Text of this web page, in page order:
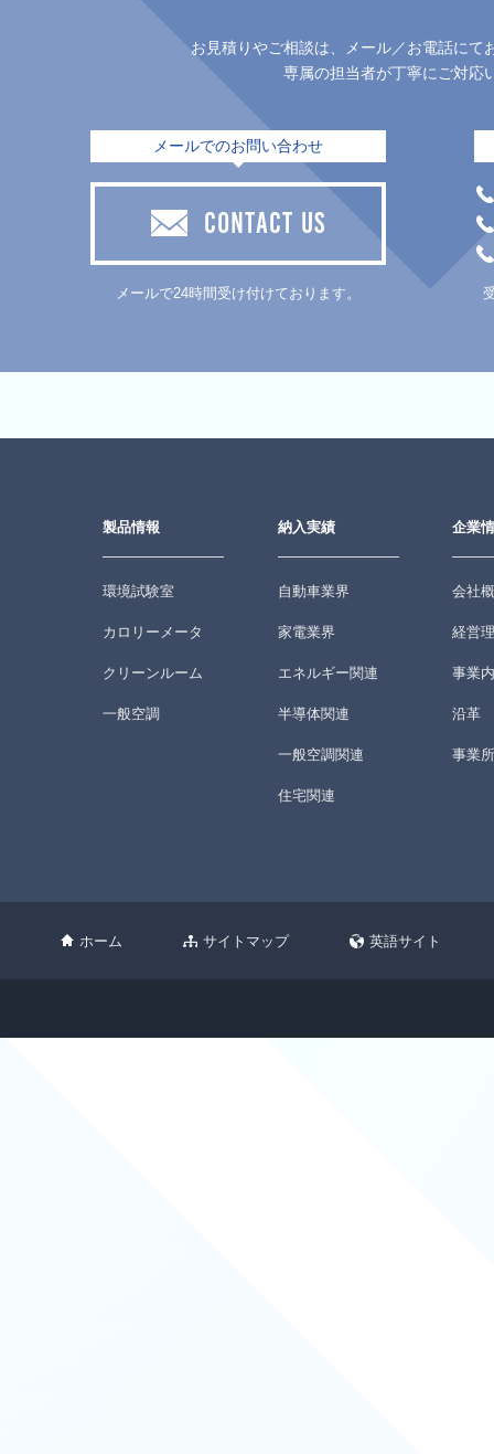
お見積りやご相談は、メール／お電話にて
専属の担当者が丁寧にご対応
メールでのお問い合わせ
CONTACT US
メールで24時間受け付けております。
製品情報
環境試験室
カロリーメータ
クリーンルーム
一般空調
納入実績
自動車業界
家電業界
エネルギー関連
半導体関連
一般空調関連
住宅関連
企業
会社
経営
事業
沿革
事業
ホーム サイトマップ 英語サイト